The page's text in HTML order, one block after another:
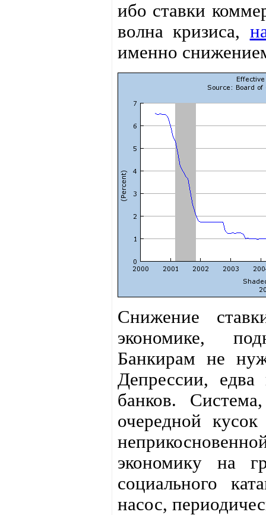
ибо ставки
волна кризиса,
именно
Снижение
экономике,
Банкирам не
Депрессии,
банков.
очередной
экономику на
социального
насос,